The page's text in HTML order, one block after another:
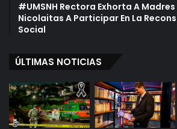
#UMSNH Rectora Exhorta A Madres
Nicolaitas A Participar En La
Social
ÚLTIMAS NOTICIAS